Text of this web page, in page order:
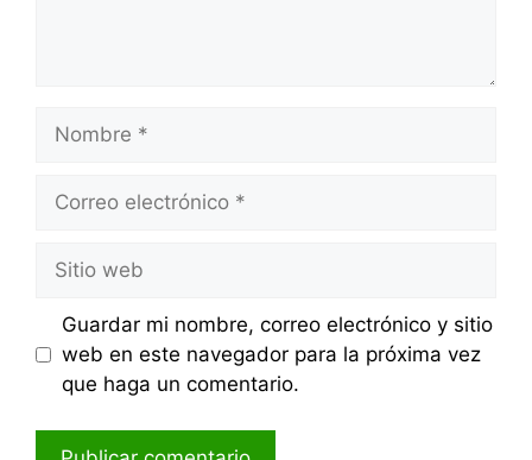
Nombre
Correo
Sitio
web
Guardar mi nombre, correo electrónico y sitio
web en este navegador para la próxima vez
que haga un comentario.